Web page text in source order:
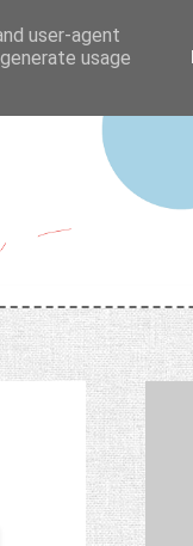
user-agent
usage